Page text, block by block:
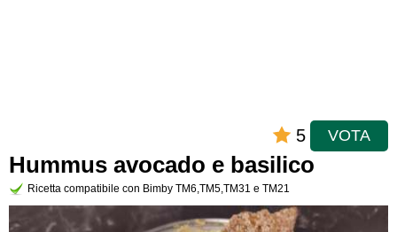
5 VOTA
Hummus avocado e basilico
Ricetta compatibile con Bimby TM6,TM5,TM31 e TM21